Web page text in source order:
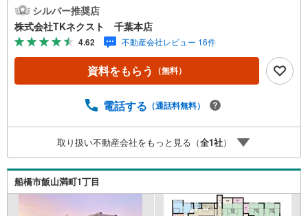
交換済♪約18帖の広いリビングは家族が自然と集まる居心
地の良い空間♪リビングのお子様を見守りながらお料理が
できる対面キッチン♪浴室乾燥機付でいつも快適バスタイ
ム♪お車を2台お持ちのご家庭にも嬉しい縦列2台駐車可能
なスペース♪全居室収納・床下収納つきでお部屋を広々使
える高い収納力！引き渡し後2年間の「契約不適合責任」保
校 徒歩3分船橋市立二宮中学校 徒歩12分はさま保育園
【ご成約者様限定！プレゼントキャンペーン実施中♪】詳
細はプレゼント情報欄をご参照ください！【物件のおすす
めポイント】ゆとりの18帖LDKと安心の2年保証付き再生住
宅♪
シルバー推奨店
株式会社TKネクスト 千葉本店
4.62 不動産会社レビュー 16件
資料をもらう （無料）
電話する （通話料無料）
取り扱い不動産会社をもっと見る（全1社）
船橋市飯山満町1丁目